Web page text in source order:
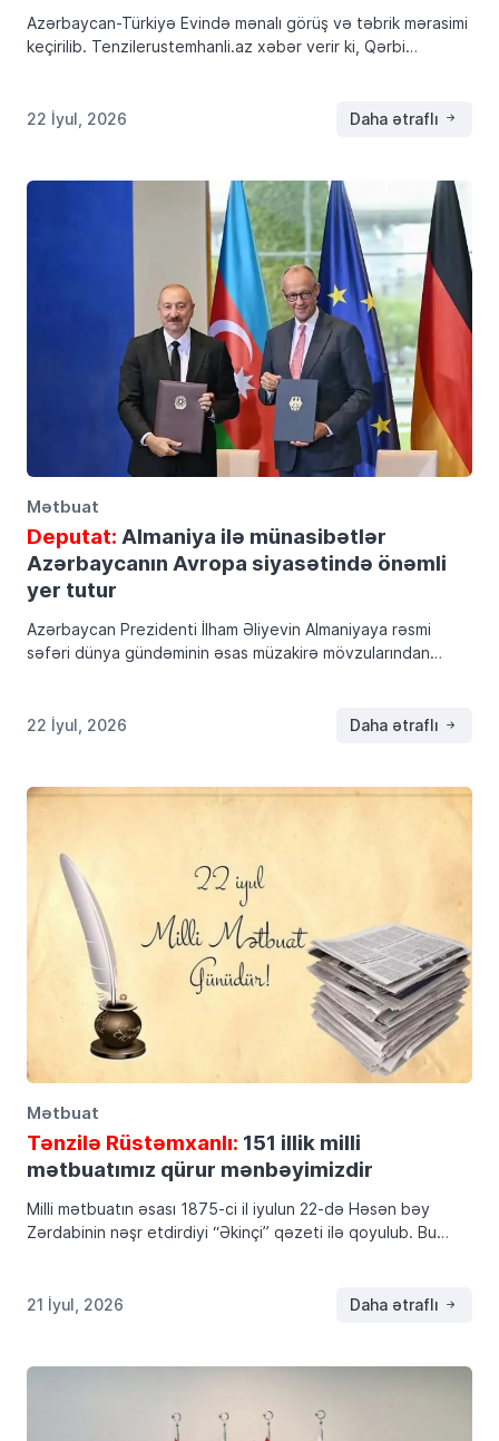
Azərbaycan-Türkiyə Evində mənalı görüş və təbrik mərasimi
keçirilib. Tenzilerustemhanli.az xəbər verir ki, Qərbi
Türkiyə Evinin başqanı, Azərtürk Qadınlar Birliyinin […]
22 İyul, 2026 Daha ətraflı
Mətbuat
Deputat:Almaniya ilə münasibətlər
Azərbaycanın Avropa siyasətində önəmli
yer tutur
Azərbaycan Prezidenti İlham Əliyevin Almaniyaya rəsmi
səfəri dünya gündəminin əsas müzakirə mövzularından
təmas deyi, Azərbaycan […]
22 İyul, 2026 Daha ətraflı
Mətbuat
Tənzilə Rüstəmxanlı: 151 illik milli
mətbuatımız qürur mənbəyimizdir
Milli mətbuatın əsası 1875-ci il iyulun 22-də Həsən bəy
Zərdabinin nəşr etdirdiyi “Əkinçi” qəzeti ilə qoyulub. Bu
21 İyul, 2026
Daha ətraflı